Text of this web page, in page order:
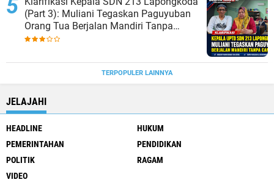
(Part 3): Muliani Tegaskan Paguyuban
Orang Tua Berjalan Mandiri Tanpa
Campur Tangan Sekolah (3)
TERPOPULER LAINNYA
JELAJAHI
HEADLINE
HUKUM
PEMERINTAHAN
PENDIDIKAN
POLITIK
RAGAM
VIDEO